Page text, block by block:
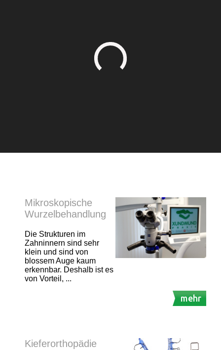
Mikroskopische
Wurzelbehandlung
Die Strukturen im
Zahninnern sind sehr
klein und sind von
blossem Auge kaum
erkennbar. Deshalb ist es
von Vorteil, ...
mehr
Kieferorthopädie